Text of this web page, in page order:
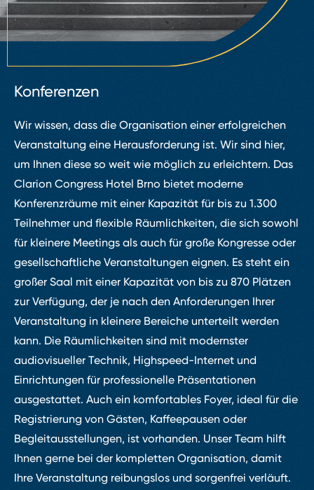
Konferenzen
Wir wissen, dass die Organisation einer erfolgreichen
Veranstaltung eine Herausforderung ist. Wir sind hier,
um Ihnen diese so weit wie möglich zu erleichtern. Das
Clarion Congress Hotel Brno bietet moderne
Konferenzräume mit einer Kapazität für bis zu 1.300
Teilnehmer und flexible Räumlichkeiten, die sich sowohl
für kleinere Meetings als auch für große Kongresse oder
gesellschaftliche Veranstaltungen eignen. Es steht ein
großer Saal mit einer Kapazität von bis zu 870 Plätzen
zur Verfügung, der je nach den Anforderungen Ihrer
Veranstaltung in kleinere Bereiche unterteilt werden
kann. Die Räumlichkeiten sind mit modernster
audiovisueller Technik, Highspeed-Internet und
Einrichtungen für professionelle Präsentationen
ausgestattet. Auch ein komfortables Foyer, ideal für die
Registrierung von Gästen, Kaffeepausen oder
Begleitausstellungen, ist vorhanden. Unser Team hilft
Ihnen gerne bei der kompletten Organisation, damit
Ihre Veranstaltung reibungslos und sorgenfrei verläuft.